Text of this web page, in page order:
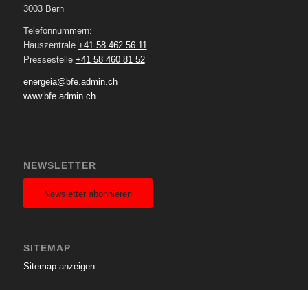
3003 Bern
Telefonnummern:
Hauszentrale +41 58 462 56 11
Pressestelle +41 58 460 81 52
energeia@bfe.admin.ch
www.bfe.admin.ch
NEWSLETTER
Newsletter abonnieren
SITEMAP
Sitemap anzeigen